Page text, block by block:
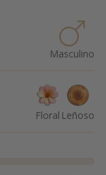
Masculino
Floral Leñoso